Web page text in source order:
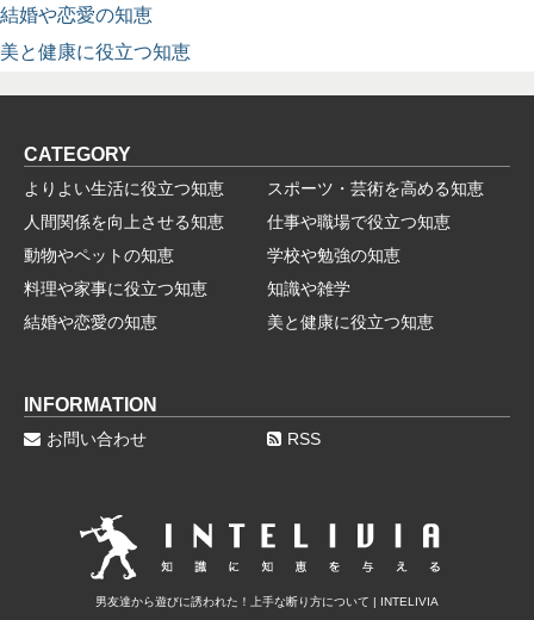
結婚や恋愛の知恵
美と健康に役立つ知恵
CATEGORY
よりよい生活に役立つ知恵
スポーツ・芸術を高める知恵
人間関係を向上させる知恵
仕事や職場で役立つ知恵
動物やペットの知恵
学校や勉強の知恵
料理や家事に役立つ知恵
知識や雑学
結婚や恋愛の知恵
美と健康に役立つ知恵
INFORMATION
お問い合わせ RSS
男友達から遊びに誘われた！上手な断り方について | INTELIVIA